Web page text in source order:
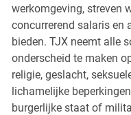
werkomgeving, streven
concurrerend salaris en
bieden. TJX neemt alle
onderscheid te maken
religie, geslacht,
lichamelijke
burgerlijke staat of